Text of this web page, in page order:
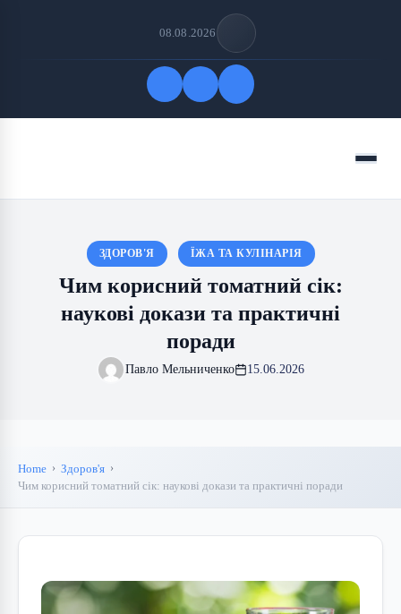
08.08.2026
Menu
ЗДОРОВ'Я ЇЖА ТА КУЛІНАРІЯ
Чим корисний томатний сік:
наукові докази та практичні
поради
Павло Мельниченко 15.06.2026
Home
Здоров'я
Чим корисний томатний сік: наукові докази та практичні поради